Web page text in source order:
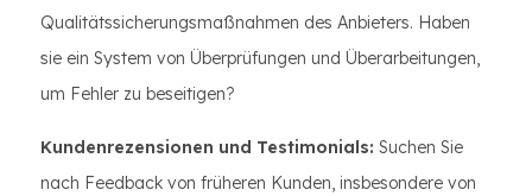
Qualitätssicherungsmaßnahmen des Anbieters. Haben
sie ein System von Überprüfungen und Überarbeitungen,
um Fehler zu beseitigen?
Kundenrezensionen und Testimonials: Suchen Sie
nach Feedback von früheren Kunden, insbesondere von